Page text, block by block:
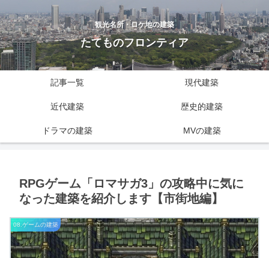
観光名所・ロケ地の建築
たてものフロンティア
記事一覧 現代建築
近代建築 歴史的建築
ドラマの建築 MVの建築
RPGゲーム「ロマサガ3」の攻略中に気に
なった建築を紹介します【市街地編】
08.ゲームの建築